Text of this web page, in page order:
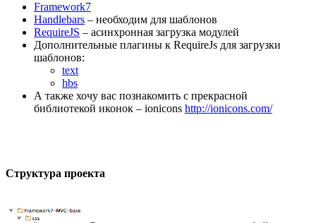
Framework7
Handlebars – необходим для шаблонов
RequireJS – асинхронная загрузка модулей
Дополнительные плагины к RequireJs для загрузки
шаблонов:
text
hbs
А также хочу вас познакомить с прекрасной
библиотекой иконок – ionicons http://ionicons.com/
Структура проекта